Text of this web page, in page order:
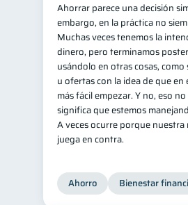
Préstamos 8 Ahorro
Tarjeta de crédito 6
Historial crediticio 6
Ciberseguridad 5
Servicios 4
Derechos & Deberes 4
Vacaciones 2
Criptomonedas 2
Ahorrar parece una decisión
embargo, en la práctica no
Muchas veces tenemos la
dinero, pero terminamos
usándolo en otras cosas,
u ofertas con la idea de que
más fácil empezar. Y no, eso
significa que estemos
A veces ocurre porque nuestra
juega en contra.
Ahorro Bienestar